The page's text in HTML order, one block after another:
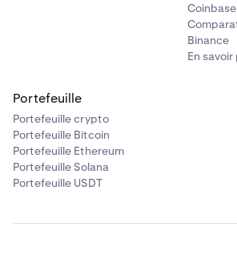
Coinbase
Binance
En
Portefeuille
Portefeuille crypto
Portefeuille Bitcoin
Portefeuille Ethereum
Portefeuille Solana
Portefeuille USDT